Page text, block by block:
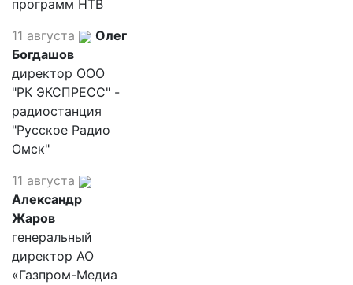
программ НТВ
11 августа
Олег
Богдашов
директор ООО
"РК ЭКСПРЕСС" -
радиостанция
"Русское Радио
Омск"
11 августа
Александр
Жаров
генеральный
директор АО
«Газпром-Медиа